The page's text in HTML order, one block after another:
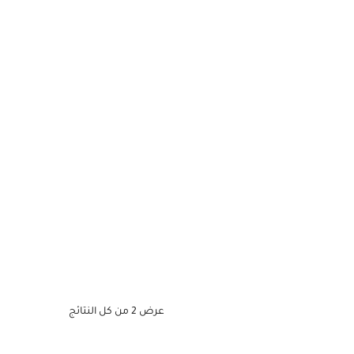
عرض ⁦2⁩ من كل النتائج